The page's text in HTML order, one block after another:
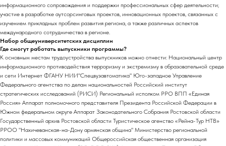
информационного сопровождения и поддержки профессиональных сфер деятельности;
участие в разработке аутсорсинговых проектов, инновационных проектов, связанных с
изучением прикладных проблем развития региона, а также различных аспектов
международного сотрудничества в регионе.
Набор общеуниверситетских дисциплин
Где смогут работать выпускники программы?
К основным местам трудоустройства выпускников можно отнести: Национальный центр
информационного противодействия терроризму и экстремизму в образовательной среде
и сети Интернет ФГАНУ НИИ"Спецвузавтоматика" Юго-западное Управление
Федерального агентства по делам национальностей Российский институт
стратегических исследований (РИСИ) Региональный исполком РРО ВПП «Единая
Россия» Аппарат полномочного представителя Президента Российской Федерации в
Южном федеральном округе Аппарат Законодательного Собрания Ростовской области
Государственный архив Ростовской области Туристическое агенство «Рейна-Тур НТВ»
РРОО "Нахичеванская-на-Дону армянская община" Министерство региональной
политики и массовых коммуникаций Общероссийская общественная организация